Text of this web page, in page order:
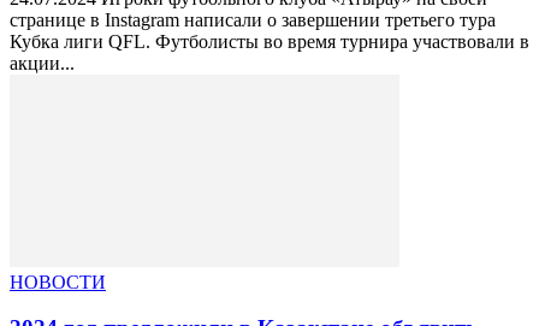
странице в Instagram написали о завершении третьего тура
Кубка лиги QFL. Футболисты во время турнира участвовали в
акции...
НОВОСТИ